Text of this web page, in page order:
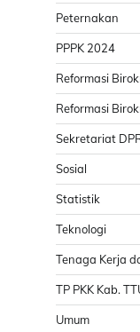
Peternakan
PPPK 2024
Reformasi
Reformasi
Sekretariat
Sosial
Statistik
Teknologi
Tenaga Kerja
TP PKK Kab.
Umum